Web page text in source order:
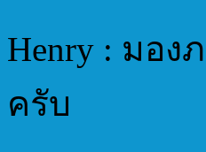
Henry : มอง
ครับ